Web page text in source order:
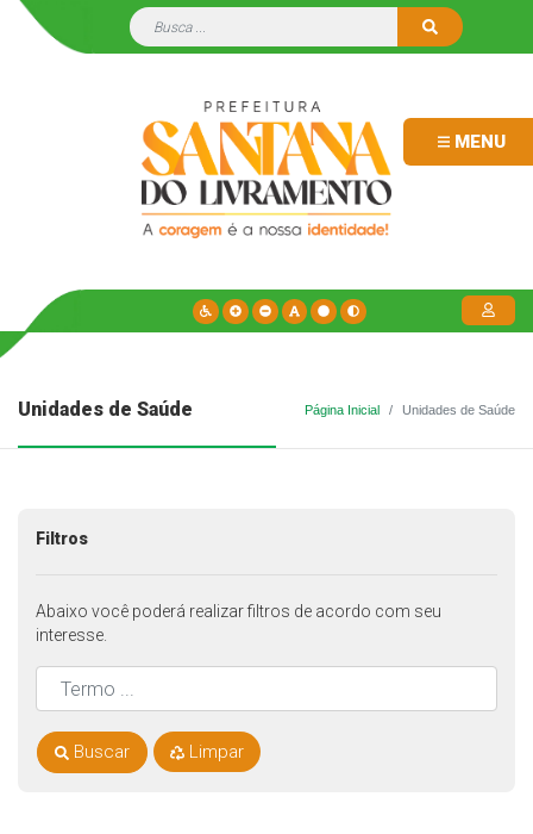
MENU
Unidades de Saúde Página Inicial Unidades de Saúde
Filtros
Abaixo você poderá realizar filtros de acordo com seu
interesse.
Buscar Limpar